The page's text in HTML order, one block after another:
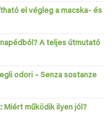
el végleg a macska- és
A teljes útmutató
odori – Senza sostanze
Miért működik ilyen jól?